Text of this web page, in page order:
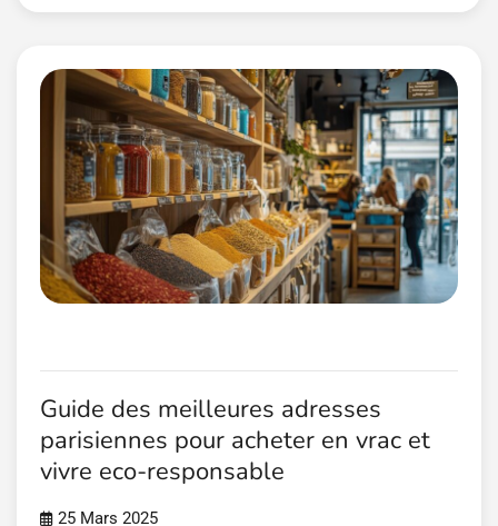
Guide des meilleures adresses
parisiennes pour acheter en vrac et
vivre eco-responsable
25 Mars 2025